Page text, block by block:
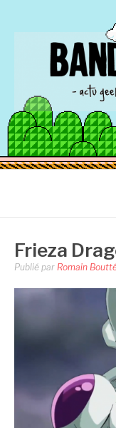
BAND
Actu Geek d'hier et
Frieza
Publié par Romain